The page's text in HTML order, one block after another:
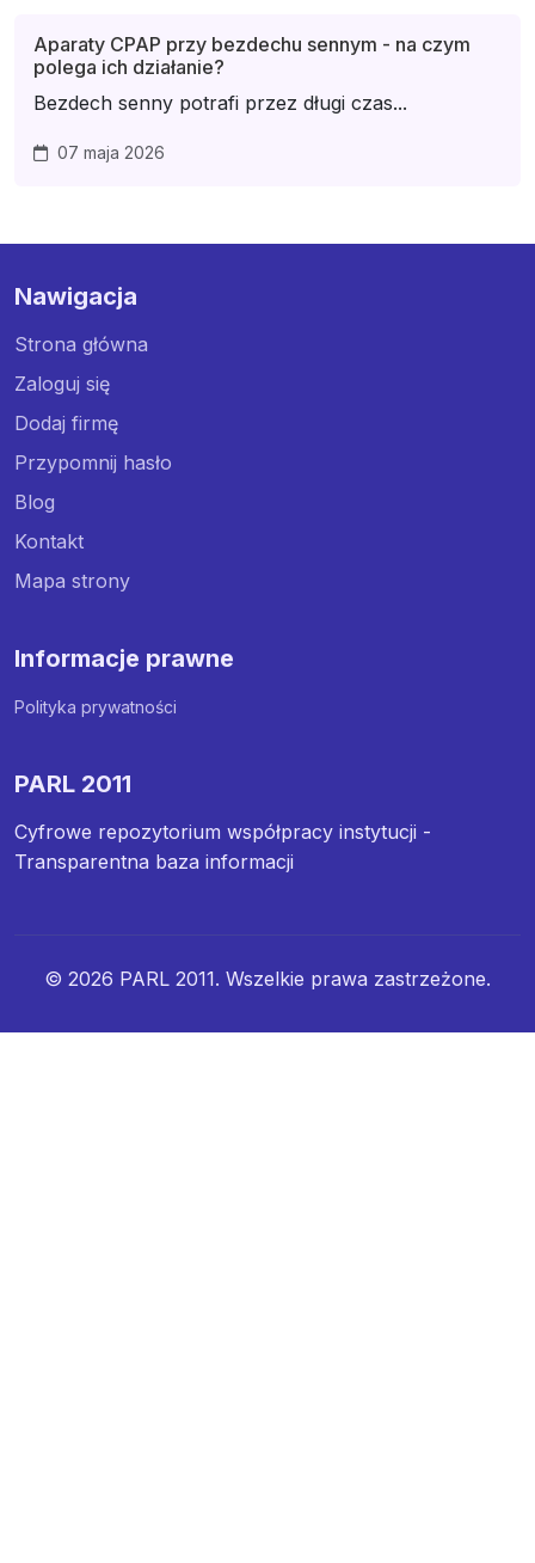
Aparaty CPAP przy bezdechu sennym - na czym
polega ich działanie?
Bezdech senny potrafi przez długi czas...
07 maja 2026
Nawigacja
Strona główna
Zaloguj się
Dodaj firmę
Przypomnij hasło
Blog
Kontakt
Mapa strony
Informacje prawne
Polityka prywatności
PARL 2011
Cyfrowe repozytorium współpracy instytucji -
Transparentna baza informacji
© 2026 PARL 2011. Wszelkie prawa zastrzeżone.